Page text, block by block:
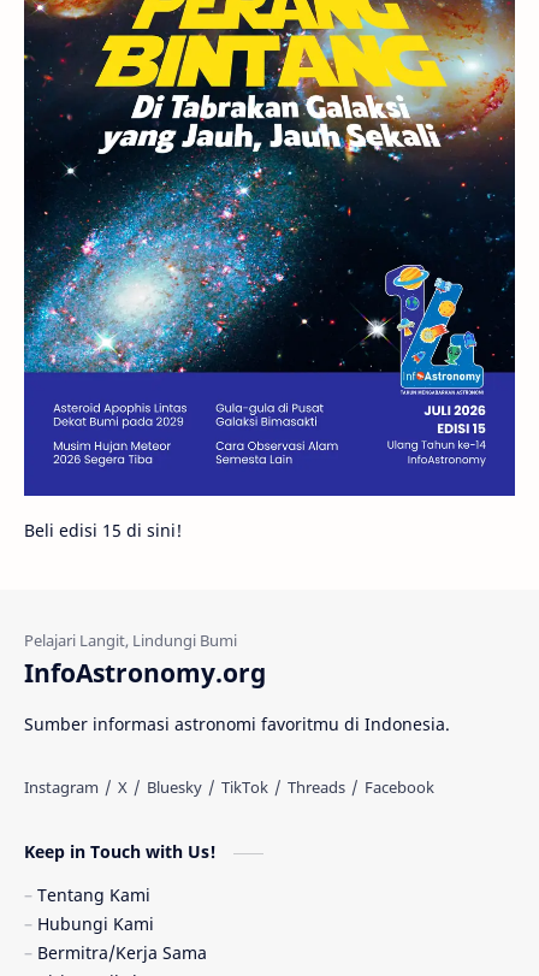
GBT 2018 UFO Advertorial
Astrofotografi
Stasiun Luar Angkasa Internasional
Gugus Bintang Menarik Dibaca
Venus Pluto Galaksi Kerdil
Gambar Harian Titan
Bintang Neutron Hubble Tips
Juno Bintang Biner
Fakta Galaksi Spiral
Gerhana Matahari
Quasar
Beli edisi 15 di sini!
InfoAstronomy.org
Sumber informasi astronomi favoritmu di Indonesia.
Keep in Touch with Us!
Tentang Kami
Hubungi Kami
Bermitra/Kerja Sama